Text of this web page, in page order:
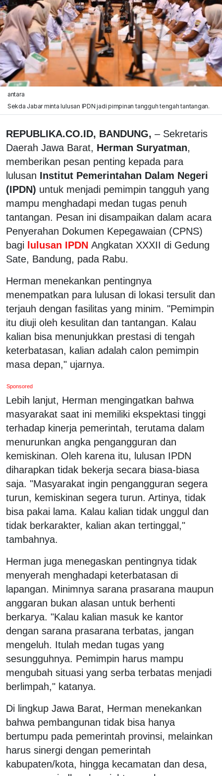
antara
Sekda Jabar minta lulusan IPDN jadi pimpinan tangguh tengah tantangan.
REPUBLIKA.CO.ID, BANDUNG, – Sekretaris
Daerah Jawa Barat, Herman Suryatman,
memberikan pesan penting kepada para
lulusan Institut Pemerintahan Dalam Negeri
(IPDN) untuk menjadi pemimpin tangguh yang
mampu menghadapi medan tugas penuh
tantangan. Pesan ini disampaikan dalam acara
Penyerahan Dokumen Kepegawaian (CPNS)
bagi lulusan IPDN Angkatan XXXII di Gedung
Sate, Bandung, pada Rabu.
Herman menekankan pentingnya
menempatkan para lulusan di lokasi tersulit dan
terjauh dengan fasilitas yang minim. "Pemimpin
itu diuji oleh kesulitan dan tantangan. Kalau
kalian bisa menunjukkan prestasi di tengah
keterbatasan, kalian adalah calon pemimpin
masa depan," ujarnya.
Sponsored
Lebih lanjut, Herman mengingatkan bahwa
masyarakat saat ini memiliki ekspektasi tinggi
terhadap kinerja pemerintah, terutama dalam
menurunkan angka pengangguran dan
kemiskinan. Oleh karena itu, lulusan IPDN
diharapkan tidak bekerja secara biasa-biasa
saja. "Masyarakat ingin pengangguran segera
turun, kemiskinan segera turun. Artinya, tidak
bisa pakai lama. Kalau kalian tidak unggul dan
tidak berkarakter, kalian akan tertinggal,"
tambahnya.
Herman juga menegaskan pentingnya tidak
menyerah menghadapi keterbatasan di
lapangan. Minimnya sarana prasarana maupun
anggaran bukan alasan untuk berhenti
berkarya. "Kalau kalian masuk ke kantor
dengan sarana prasarana terbatas, jangan
mengeluh. Itulah medan tugas yang
sesungguhnya. Pemimpin harus mampu
mengubah situasi yang serba terbatas menjadi
berlimpah," katanya.
Di lingkup Jawa Barat, Herman menekankan
bahwa pembangunan tidak bisa hanya
bertumpu pada pemerintah provinsi, melainkan
harus sinergi dengan pemerintah
kabupaten/kota, hingga kecamatan dan desa,